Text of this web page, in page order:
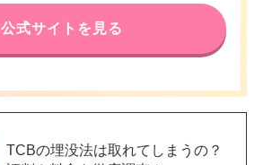
公式サイトを見る
TCBの埋没法は取れてしまうの？